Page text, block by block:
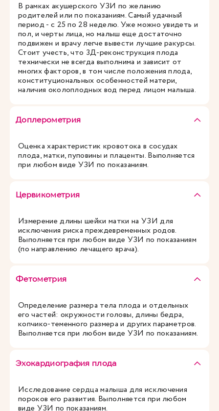
В рамках акушерского УЗИ по желанию
родителей или по показаниям. Самый удачный
период - с 25 по 28 неделю. Уже можно увидеть и
пол, и черты лица, но малыш еще достаточно
подвижен и врачу легче вывести лучшие ракурсы.
Стоит учесть, что 3Д-реконструкция плода
технически не всегда выполнима и зависит от
многих факторов, в том числе положения плода,
конституциональных особенностей матери,
наличия околоплодных вод перед лицом малыша.
Доплерометрия
Оценка характеристик кровотока в сосудах
плода, матки, пуповины и плаценты. Выполняется
при любом виде УЗИ по показаниям.
Цервикометрия
Измерение длины шейки матки на УЗИ для
исключения риска преждевременных родов.
Выполняется при любом виде УЗИ по показаниям
(по направлению лечащего врача).
Фетометрия
Определение размера тела плода и отдельных
его частей: окружности головы, длины бедра,
копчико-теменного размера и других параметров.
Выполняется при любом виде УЗИ по показаниям.
Эхокардиография плода
Исследование сердца малыша для исключения
пороков его развития. Выполняется при любом
виде УЗИ по показаниям.